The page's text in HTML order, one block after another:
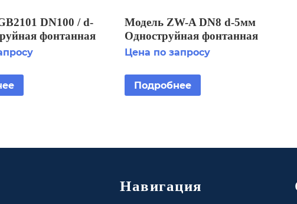
DN100 / d-
фонтанная
Модель ZW-A DN8 d-5мм
Одноструйная фонтанная
насадка
Цена по запросу
Подробнее
Навигация